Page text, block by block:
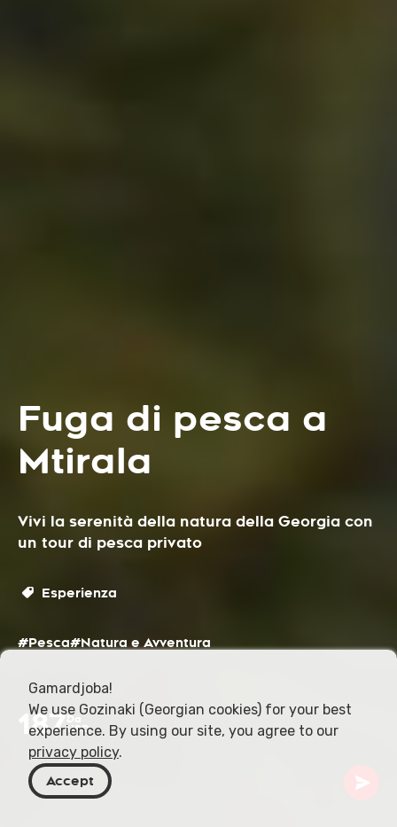
Fuga di pesca a
Mtirala
Vivi la serenità della natura della Georgia con
un tour di pesca privato
Esperienza
#Pesca#Natura e Avventura
187Da
USD
Gamardjoba!
We use Gozinaki (Georgian cookies) for your best
experience. By using our site, you agree to our
privacy policy.
Accept